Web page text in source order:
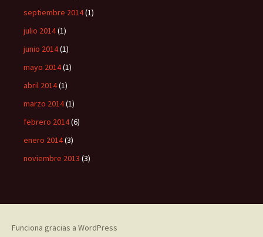
septiembre 2014(1)
julio 2014(1)
junio 2014(1)
mayo 2014(1)
abril 2014(1)
marzo 2014(1)
febrero 2014(6)
enero 2014(3)
noviembre 2013 (3)
Funciona gracias a WordPress